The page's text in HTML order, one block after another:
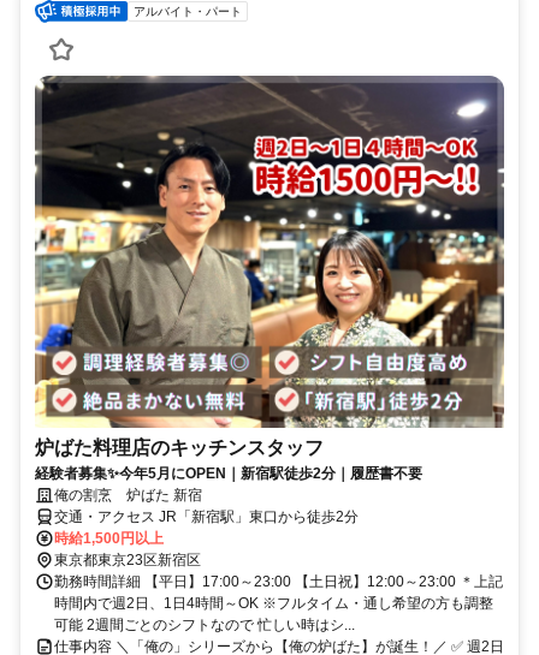
アルバイト・パート
炉ばた料理店のキッチンスタッフ
経験者募集✨今年5月にOPEN｜新宿駅徒歩2分｜履歴書不要
俺の割烹 炉ばた 新宿
交通・アクセス JR「新宿駅」東口から徒歩2分
時給1,500円以上
東京都東京23区新宿区
勤務時間詳細 【平日】17:00～23:00 【土日祝】12:00～23:00 ＊上記
時間内で週2日、1日4時間～OK ※フルタイム・通し希望の方も調整
可能 2週間ごとのシフトなので 忙しい時はシ...
仕事内容 ＼「俺の」シリーズから【俺の炉ばた】が誕生！／ ✅ 週2日